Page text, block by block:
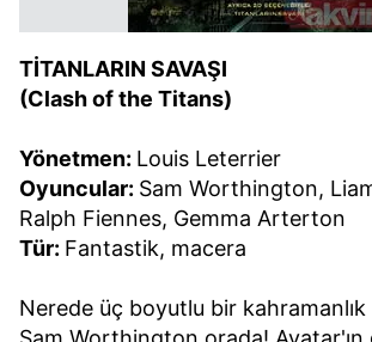
TİTANLARIN SAVAŞI
(Clash of the Titans)
Yönetmen: Louis Leterrier
Oyuncular: Sam Worthington,
Ralph Fiennes, Gemma Arterton
Tür: Fantastik, macera
Nerede üç boyutlu bir